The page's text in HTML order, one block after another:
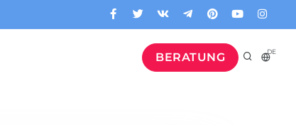
BERATUNG DE